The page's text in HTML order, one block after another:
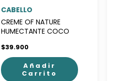
la
página
producto
CABELLO
CREME OF NATURE
HUMECTANTE COCO
$39.900
Añadir
Carrito